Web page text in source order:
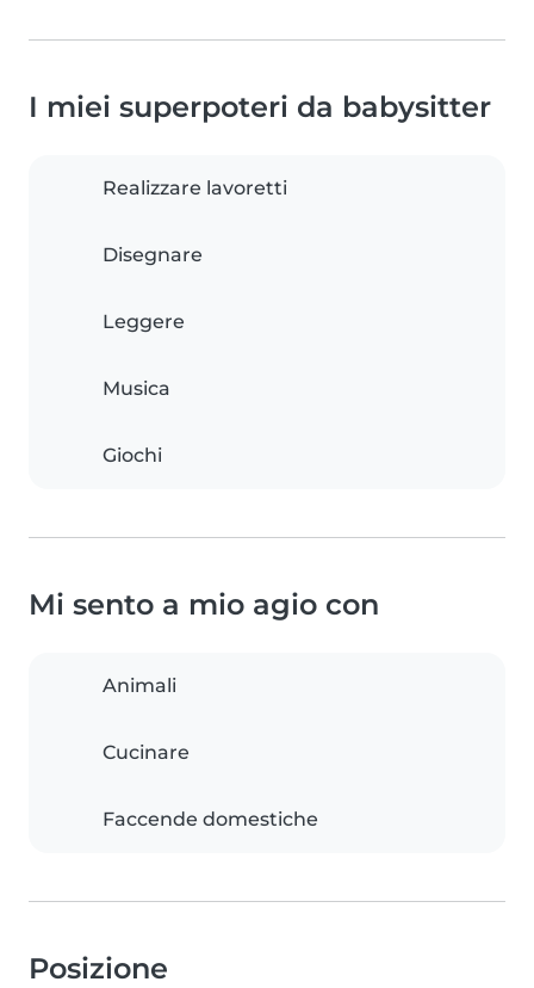
I miei superpoteri da babysitter
Realizzare lavoretti
Disegnare
Leggere
Musica
Giochi
Mi sento a mio agio con
Animali
Cucinare
Faccende domestiche
Posizione